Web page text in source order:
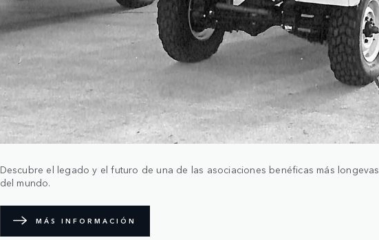
Descubre el legado y el futuro de una de las asociaciones benéficas más longevas
del mundo.
MÁS INFORMACIÓN